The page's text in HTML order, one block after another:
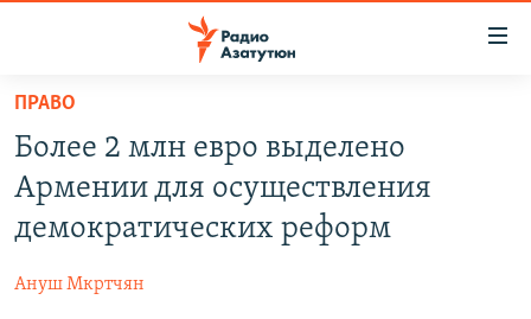
Перейти
основному
содержанию
Перейти
основной
навигации
ПОЛИТИКА
ЭКОНОМИКА
ПРАВО
Более 2 млн евро выделено
Армении для осуществления
демократических реформ
Ануш Мкртчян